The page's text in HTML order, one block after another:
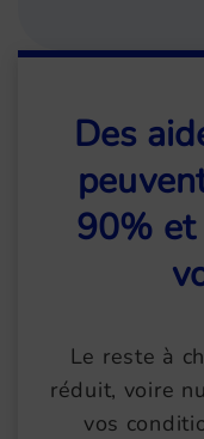
Des
90%
Le reste à
réduit, voire
vos